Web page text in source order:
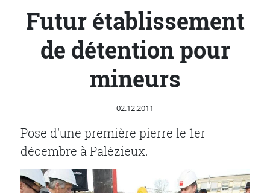
Futur établissement
de détention pour
mineurs
Publié le
02.12.2011
Pose d'une première pierre le 1er
décembre à Palézieux.